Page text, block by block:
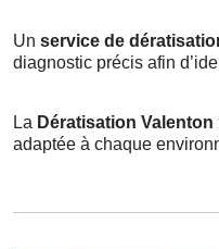
Un service de
diagnostic précis afin
La Dératisation Valenton
adaptée à chaque